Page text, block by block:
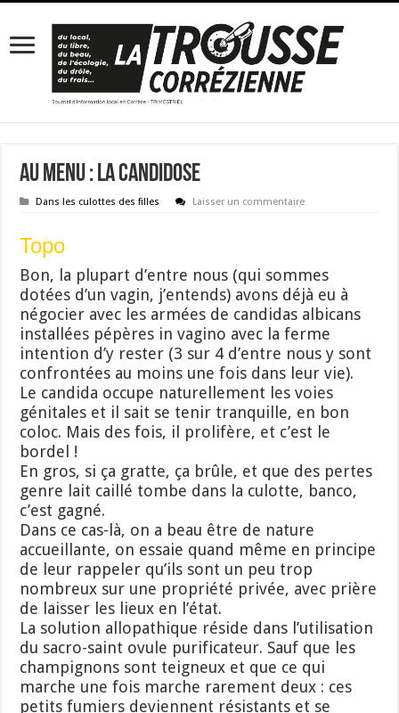
Au menu : la Candidose
Dans les culottes des filles Laisser un commentaire
Topo
Bon, la plupart d’entre nous (qui sommes
dotées d’un vagin, j’entends) avons déjà eu à
négocier avec les armées de candidas albicans
installées pépères in vagino avec la ferme
intention d’y rester (3 sur 4 d’entre nous y sont
confrontées au moins une fois dans leur vie).
Le candida occupe naturellement les voies
génitales et il sait se tenir tranquille, en bon
coloc. Mais des fois, il prolifère, et c’est le
bordel !
En gros, si ça gratte, ça brûle, et que des pertes
genre lait caillé tombe dans la culotte, banco,
c’est gagné.
Dans ce cas-là, on a beau être de nature
accueillante, on essaie quand même en principe
de leur rappeler qu’ils sont un peu trop
nombreux sur une propriété privée, avec prière
de laisser les lieux en l’état.
La solution allopathique réside dans l’utilisation
du sacro-saint ovule purificateur. Sauf que les
champignons sont teigneux et que ce qui
marche une fois marche rarement deux : ces
petits fumiers deviennent résistants et se